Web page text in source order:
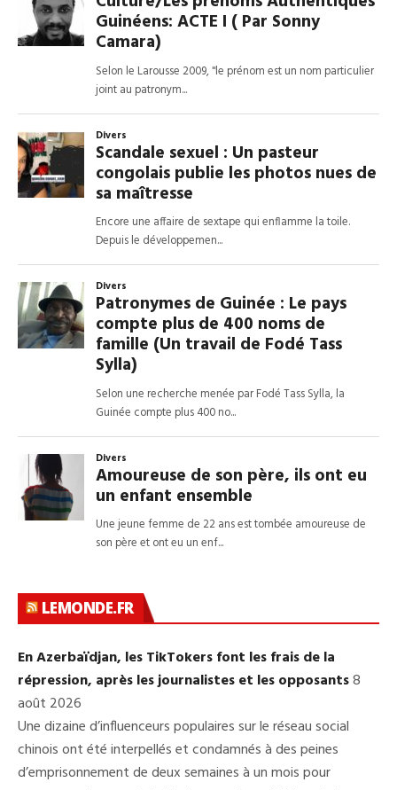
LEMONDE.FR
En Azerbaïdjan, les TikTokers font les frais de la
répression, après les journalistes et les opposants8
août 2026
Une dizaine d’influenceurs populaires sur le réseau social
chinois ont été interpellés et condamnés à des peines
d’emprisonnement de deux semaines à un mois pour